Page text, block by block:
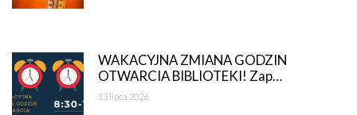
WAKACYJNA ZMIANA GODZIN
OTWARCIA BIBLIOTEKI! Zap…
13 lipca 2026